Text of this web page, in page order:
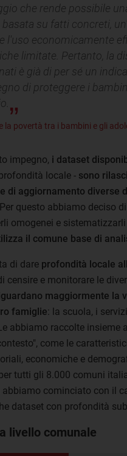
che rende possibile
su fatti concreti,
l'uso economicamente
limitate. Pertanto, la
è già di per sé un
di proteggere i
la povertà tra i bambini e gli
impegno, i dataset
locale - sono
di aggiornamento diverse
. Per questo abbiamo deciso
omogenei e
il comune base di
di dare profondità locale
censire e monitorare le
maggiormente la
famiglie: la scuola, i
abbiamo raccolte insieme
come le
economiche e
tutti gli 8.000 comuni
cominciato con il
dataset con profondità
livello comunale